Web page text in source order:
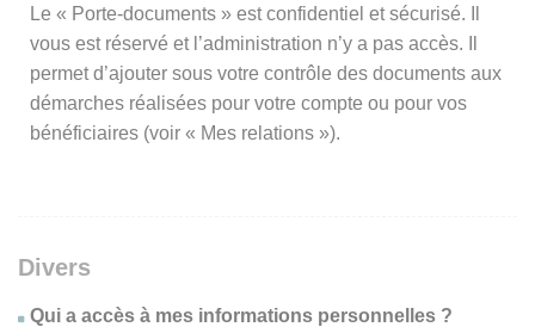
Le « Porte-documents » est confidentiel et sécurisé. Il
vous est réservé et l’administration n’y a pas accès. Il
permet d’ajouter sous votre contrôle des documents aux
démarches réalisées pour votre compte ou pour vos
bénéficiaires (voir « Mes relations »).
Divers
Qui a accès à mes informations personnelles ?